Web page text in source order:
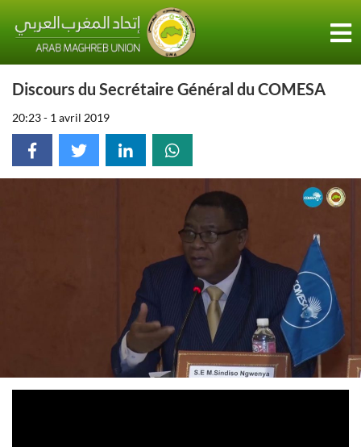
Discours du Secrétaire Général du COMESA
20:23 - 1 avril 2019